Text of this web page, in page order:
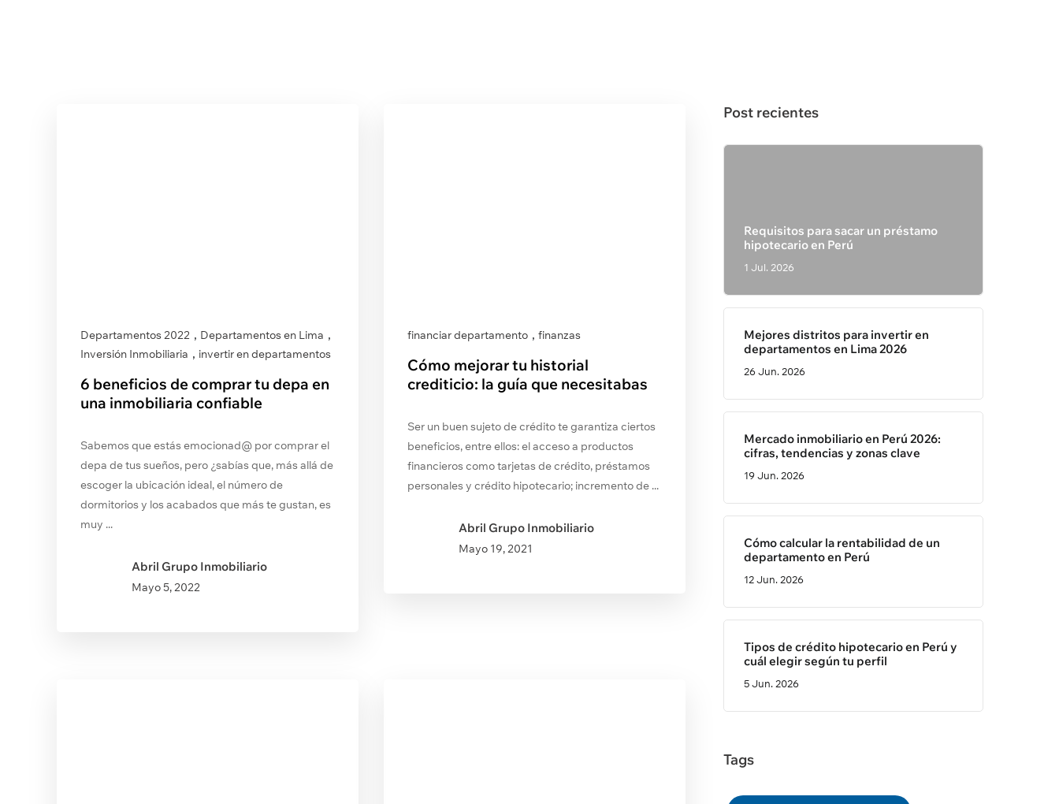
Departamentos 2022 , Departamentos en Lima ,
Inversión Inmobiliaria , invertir en departamentos
6 beneficios de comprar tu depa en
una inmobiliaria confiable
Sabemos que estás emocionad@ por comprar el
depa de tus sueños, pero ¿sabías que, más allá de
escoger la ubicación ideal, el número de
dormitorios y los acabados que más te gustan, es
muy ...
Abril Grupo Inmobiliario
Mayo 5, 2022
financiar departamento , finanzas
Cómo mejorar tu historial
crediticio: la guía que necesitabas
Ser un buen sujeto de crédito te garantiza ciertos
beneficios, entre ellos: el acceso a productos
financieros como tarjetas de crédito, préstamos
personales y crédito hipotecario; incremento de ...
Abril Grupo Inmobiliario
Mayo19, 2021
Post recientes
Requisitos para sacar un préstamo
hipotecario en Perú
1 Jul. 2026
Mejores distritos para invertir en
departamentos en Lima 2026
26 Jun. 2026
Mercado inmobiliario en Perú 2026:
cifras, tendencias y zonas clave
19 Jun. 2026
Cómo calcular la rentabilidad de un
departamento en Perú
12 Jun. 2026
Tipos de crédito hipotecario en Perú y
cuál elegir según tu perfil
5 Jun. 2026
Tags